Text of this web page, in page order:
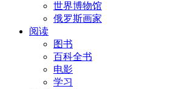
世界博物馆
俄罗斯画家
阅读
图书
百科全书
电影
学习